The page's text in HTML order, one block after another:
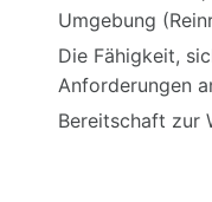
Umgebung
Die Fähigkeit,
Anforderungen
Bereitschaft zur